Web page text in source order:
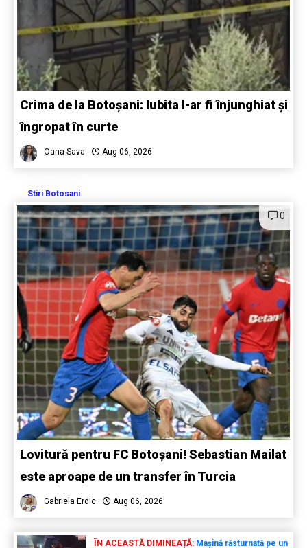
Crima de la Botoșani: Iubita l-ar fi înjunghiat și
îngropat în curte
Oana Sava Aug 06, 2026
Stiri Botosani
0
Lovitură pentru FC Botoșani! Sebastian Mailat
este aproape de un transfer în Turcia
Gabriela Erdic Aug 06, 2026
ÎN ACEASTĂ DIMINEAȚĂ: Mașină răsturnată pe un